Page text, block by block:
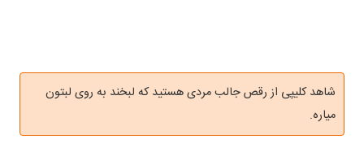
شاهد کلیپی از رقص جالب مردی هستید که لبخند به روی لبتون
میاره.